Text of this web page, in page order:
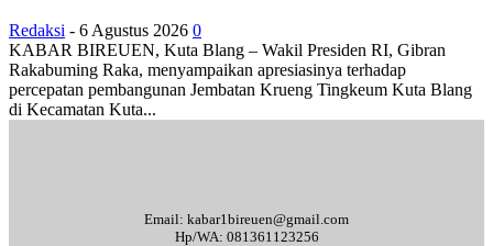
Redaksi - 6 Agustus 2026 0
KABAR BIREUEN, Kuta Blang – Wakil Presiden RI, Gibran
Rakabuming Raka, menyampaikan apresiasinya terhadap
percepatan pembangunan Jembatan Krueng Tingkeum Kuta Blang
di Kecamatan Kuta...
Email: kabar1bireuen@gmail.com
Hp/WA: 081361123256